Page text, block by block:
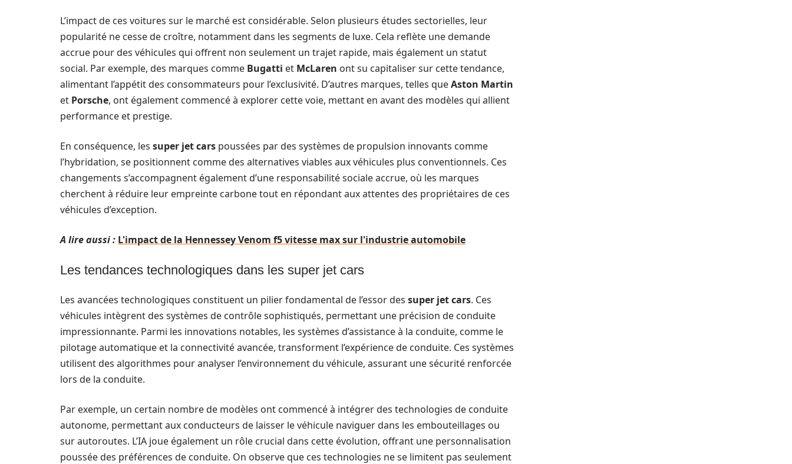
L’impact de ces voitures sur le marché est considérable. Selon plusieurs études sectorielles, leur
popularité ne cesse de croître, notamment dans les segments de luxe. Cela reflète une demande
accrue pour des véhicules qui offrent non seulement un trajet rapide, mais également un statut
social. Par exemple, des marques comme Bugatti et McLaren ont su capitaliser sur cette tendance,
alimentant l’appétit des consommateurs pour l’exclusivité. D’autres marques, telles queAston Martin
et Porsche, ont également commencé à explorer cette voie, mettant en avant des modèles qui allient
performance et prestige.
En conséquence, les super jet cars poussées par des systèmes de propulsion innovants comme
l’hybridation, se positionnent comme des alternatives viables aux véhicules plus conventionnels. Ces
changements s’accompagnent également d’une responsabilité sociale accrue, où les marques
cherchent à réduire leur empreinte carbone tout en répondant aux attentes des propriétaires de ces
véhicules d’exception.
A lire aussi : L'impact de la Hennessey Venom f5 vitesse max sur l'industrie automobile
Les tendances technologiques dans les super jet cars
Les avancées technologiques constituent un pilier fondamental de l’essor des super jet cars. Ces
véhicules intègrent des systèmes de contrôle sophistiqués, permettant une précision de conduite
impressionnante. Parmi les innovations notables, les systèmes d’assistance à la conduite, comme le
pilotage automatique et la connectivité avancée, transforment l’expérience de conduite. Ces systèmes
utilisent des algorithmes pour analyser l’environnement du véhicule, assurant une sécurité renforcée
lors de la conduite.
Par exemple, un certain nombre de modèles ont commencé à intégrer des technologies de conduite
autonome, permettant aux conducteurs de laisser le véhicule naviguer dans les embouteillages ou
sur autoroutes. L’IA joue également un rôle crucial dans cette évolution, offrant une personnalisation
poussée des préférences de conduite. On observe que ces technologies ne se limitent pas seulement